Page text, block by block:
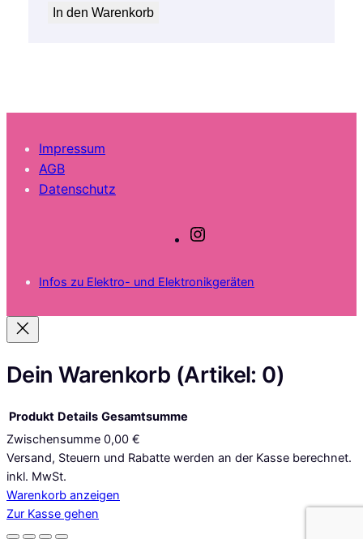
In den Warenkorb
Impressum
AGB
Datenschutz
t
m
Infos zu Elektro- und Elektronikgeräten
Dein Warenkorb (Artikel: 0)
Produkte
im
Warenkorb
Produkt Details Gesamtsumme
Zwischensumme 0,00 €
Versand, Steuern und Rabatte werden an der Kasse berechnet.
inkl. MwSt.
Warenkorb anzeigen
Zur Kasse gehen